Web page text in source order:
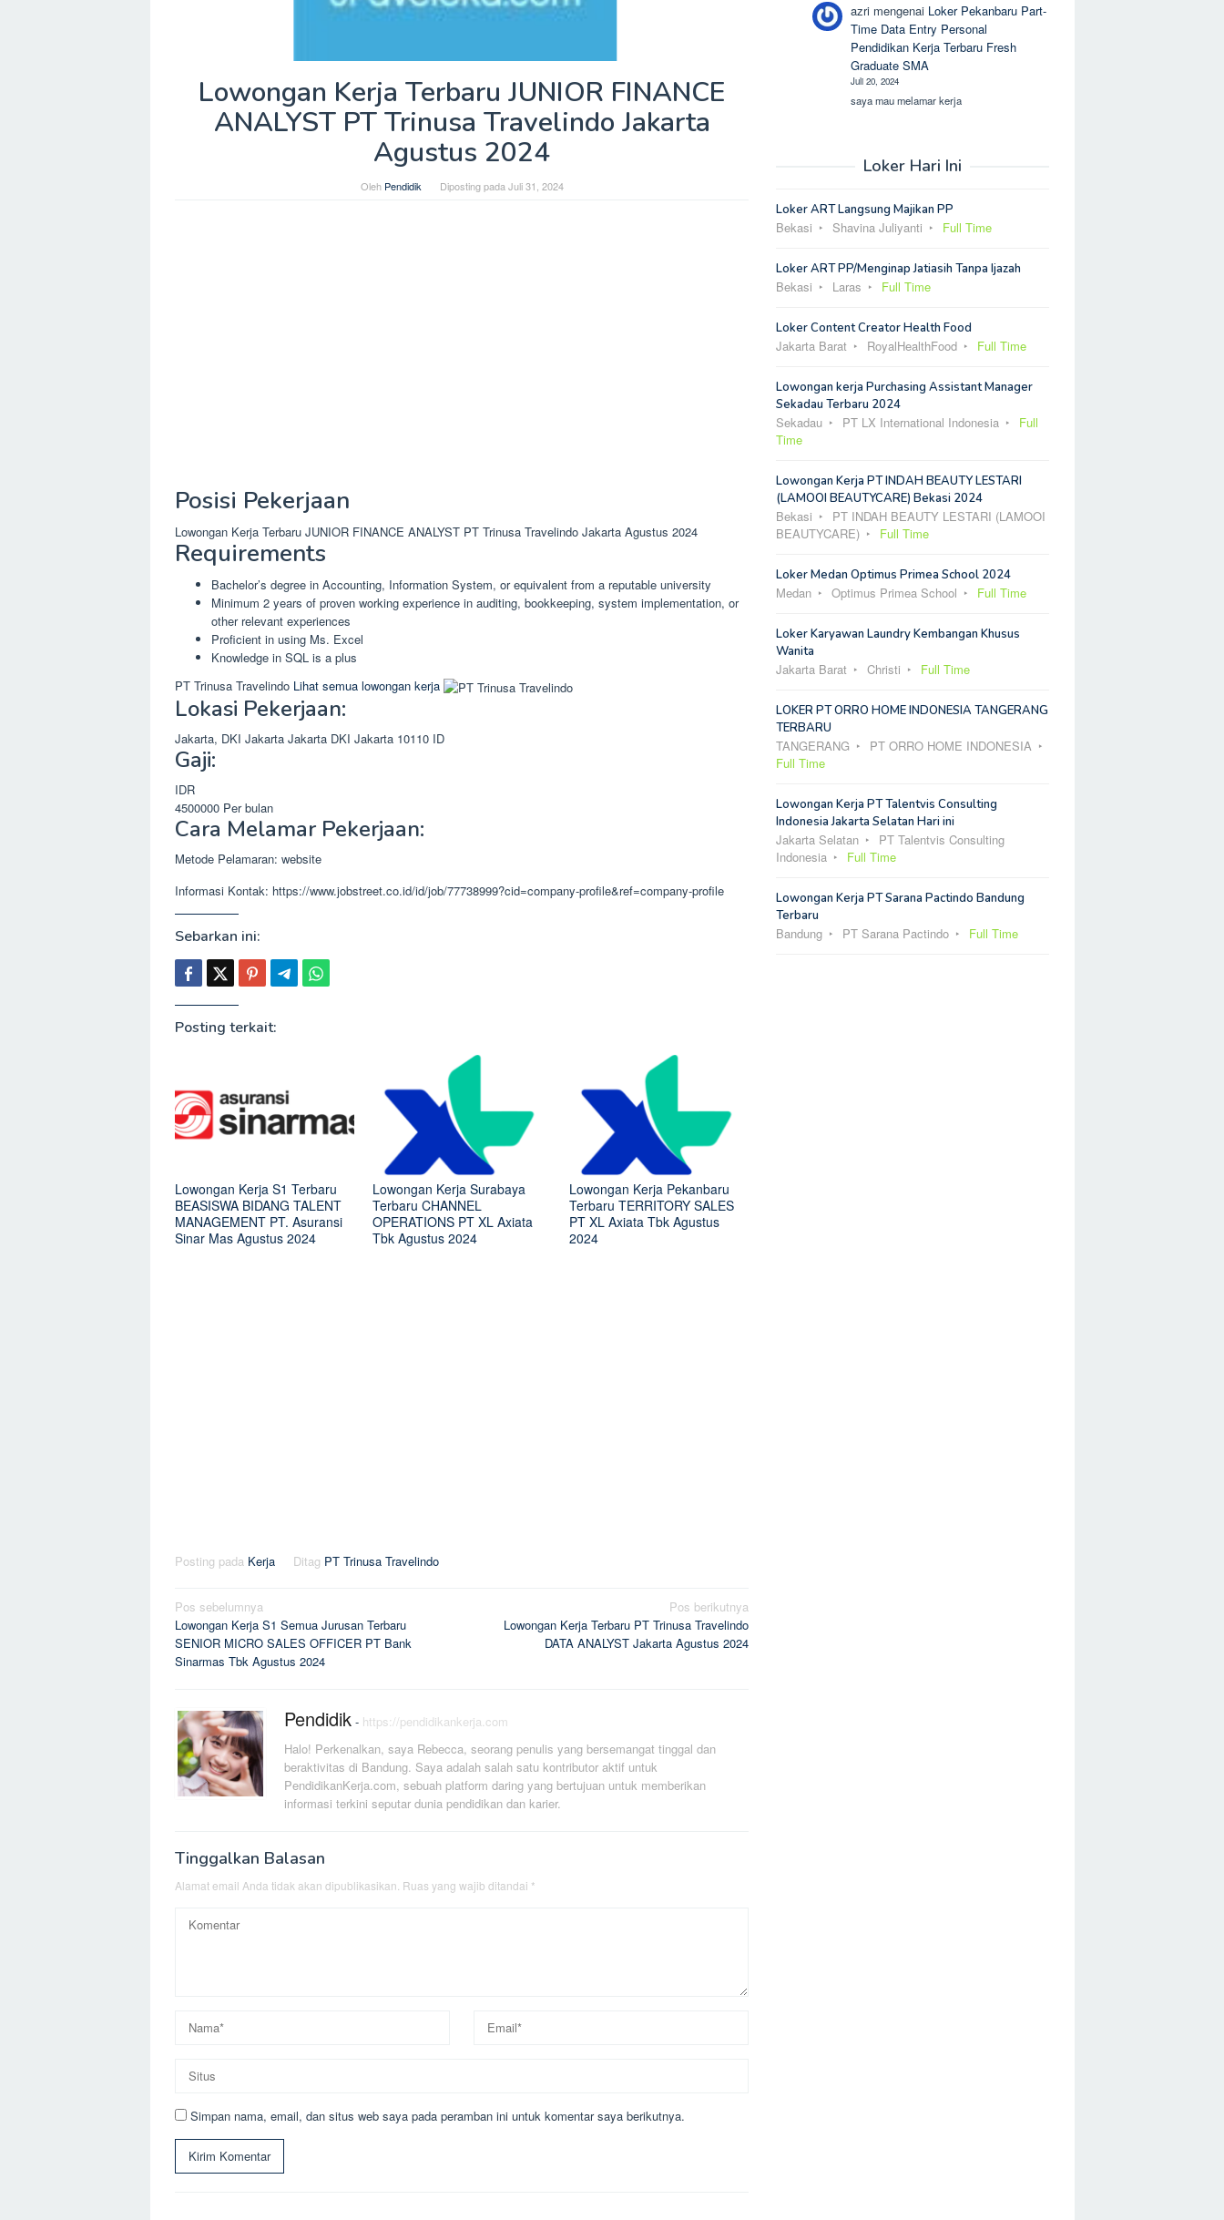
Lowongan Kerja Terbaru JUNIOR FINANCE
ANALYST PT Trinusa Travelindo Jakarta
Agustus 2024
Oleh Pendidik Diposting pada Juli 31, 2024
Posisi Pekerjaan
Lowongan Kerja Terbaru JUNIOR FINANCE ANALYST PT Trinusa Travelindo Jakarta Agustus 2024
Requirements
Bachelor’s degree in Accounting, Information System, or equivalent from a reputable university
Minimum 2 years of proven working experience in auditing, bookkeeping, system implementation, or
other relevant experiences
Proficient in using Ms. Excel
Knowledge in SQL is a plus
PT Trinusa Travelindo Lihat semua lowongan kerja
Lokasi Pekerjaan:
Jakarta, DKI Jakarta Jakarta DKI Jakarta 10110 ID
Gaji:
IDR
4500000 Per bulan
Cara Melamar Pekerjaan:
Metode Pelamaran: website
Informasi Kontak: https://www.jobstreet.co.id/id/job/77738999?cid=company-profile&ref=company-profile
Sebarkan ini:
Posting terkait:
Lowongan Kerja S1 Terbaru
BEASISWA BIDANG TALENT
MANAGEMENT PT. Asuransi
Sinar Mas Agustus 2024
Lowongan Kerja Surabaya
Terbaru CHANNEL
OPERATIONS PT XL Axiata
Tbk Agustus 2024
Lowongan Kerja Pekanbaru
Terbaru TERRITORY SALES
PT XL Axiata Tbk Agustus
2024
Posting pada Kerja Ditag PT Trinusa Travelindo
Navigasi
pos
Pos sebelumnya
Lowongan Kerja S1 Semua Jurusan Terbaru
SENIOR MICRO SALES OFFICER PT Bank
Sinarmas Tbk Agustus 2024
Pos berikutnya
Lowongan Kerja Terbaru PT Trinusa Travelindo
DATA ANALYST Jakarta Agustus 2024
Pendidik - https://pendidikankerja.com
Halo! Perkenalkan, saya Rebecca, seorang penulis yang bersemangat tinggal dan
beraktivitas di Bandung. Saya adalah salah satu kontributor aktif untuk
PendidikanKerja.com, sebuah platform daring yang bertujuan untuk memberikan
informasi terkini seputar dunia pendidikan dan karier.
Tinggalkan Balasan
Alamat email Anda tidak akan dipublikasikan. Ruas yang wajib ditandai *
Simpan nama, email, dan situs web saya pada peramban ini untuk komentar saya berikutnya.
azri mengenai Loker Pekanbaru Part-
Time Data Entry Personal
Pendidikan Kerja Terbaru Fresh
Graduate SMA
Juli 20, 2024
saya mau melamar kerja
Loker Hari Ini
Loker ART Langsung Majikan PP
Bekasi Shavina Juliyanti Full Time
Loker ART PP/Menginap Jatiasih Tanpa Ijazah
Bekasi Laras Full Time
Loker Content Creator Health Food
Jakarta Barat RoyalHealthFood Full Time
Lowongan kerja Purchasing Assistant Manager
Sekadau Terbaru 2024
Sekadau PT LX International Indonesia
Full
Time
Lowongan Kerja PT INDAH BEAUTY LESTARI
(LAMOOI BEAUTYCARE) Bekasi 2024
Bekasi
PT INDAH BEAUTY LESTARI (LAMOOI
BEAUTYCARE)
Full Time
Loker Medan Optimus Primea School 2024
Medan Optimus Primea School Full Time
Loker Karyawan Laundry Kembangan Khusus
Wanita
Jakarta Barat Christi Full Time
LOKER PT ORRO HOME INDONESIA TANGERANG
TERBARU
TANGERANG
PT ORRO HOME INDONESIA
Full Time
Lowongan Kerja PT Talentvis Consulting
Indonesia Jakarta Selatan Hari ini
Jakarta Selatan
PT Talentvis Consulting
Indonesia
Full Time
Lowongan Kerja PT Sarana Pactindo Bandung
Terbaru
Bandung PT Sarana Pactindo Full Time